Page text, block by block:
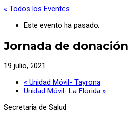
« Todos los Eventos
Este evento ha pasado.
Jornada de
19 julio, 2021
« Unidad Móvil- Tayrona
Unidad Móvil- La Florida »
Secretaria de Salud